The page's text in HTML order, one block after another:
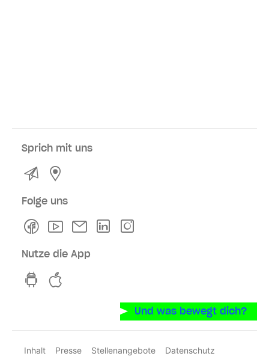
Sprich mit uns
Kontakt
Folge uns
FacebookYoutubeNewsletterLinkedln
Nutze die App
hvv switch App auf GooglePlay
Und was bewegt dich?
Inhalt Presse Stellenangebote
Datenschutz